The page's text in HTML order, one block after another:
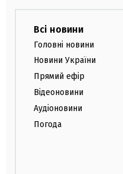
Всі новини
Головні новини
Новини України
Прямий ефір
Відеоновини
Аудіоновини
Погода